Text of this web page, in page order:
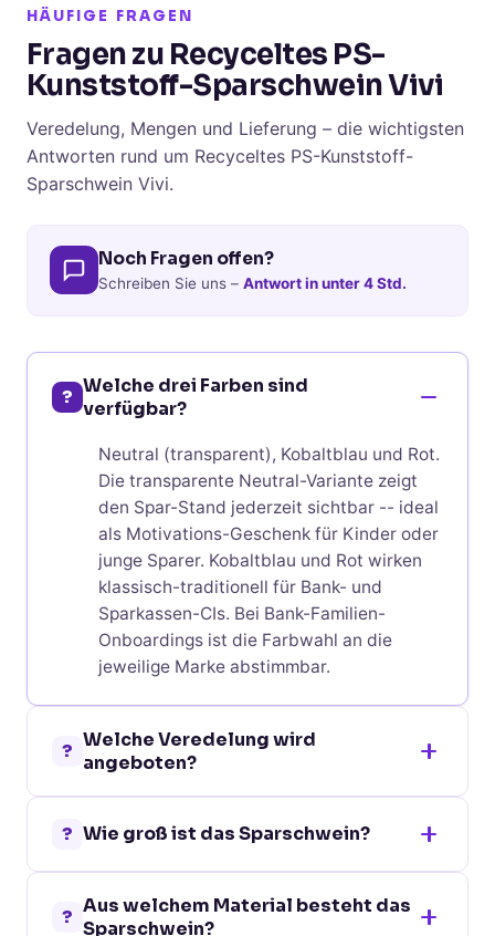
HÄUFIGE FRAGEN
Fragen zu Recyceltes PS-
Kunststoff-Sparschwein Vivi
Veredelung, Mengen und Lieferung – die wichtigsten
Antworten rund um Recyceltes PS-Kunststoff-
Sparschwein Vivi.
Noch Fragen offen?
Schreiben Sie uns – Antwort in unter 4 Std.
? Welche drei Farben sind
verfügbar?
Neutral (transparent), Kobaltblau und Rot.
Die transparente Neutral-Variante zeigt
den Spar-Stand jederzeit sichtbar -- ideal
als Motivations-Geschenk für Kinder oder
junge Sparer. Kobaltblau und Rot wirken
klassisch-traditionell für Bank- und
Sparkassen-CIs. Bei Bank-Familien-
Onboardings ist die Farbwahl an die
jeweilige Marke abstimmbar.
? Welche Veredelung wird
angeboten?
Super Transfer (1 Farbe, 30x20 mm) oder
oder Logo-plus-Claim-Setzungen auf
? Wie groß ist das Sparschwein?
kompakt -- ideal als Schreibtisch-
? Aus welchem Material besteht das
Sparschwein?